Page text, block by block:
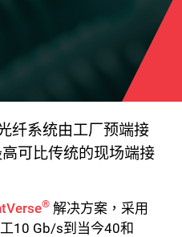
纤系统由工厂预端接
可比传统的现场端接
® 解决方案，采用
10 Gb/s到当今40和